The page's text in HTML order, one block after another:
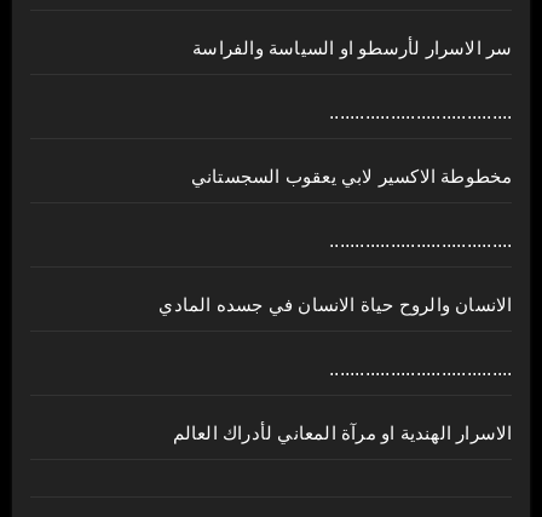
سر الاسرار لأرسطو او السياسة والفراسة
....................................
مخطوطة الاكسير لابي يعقوب السجستاني
....................................
الانسان والروح حياة الانسان في جسده المادي
....................................
الاسرار الهندية او مرآة المعاني لأدراك العالم